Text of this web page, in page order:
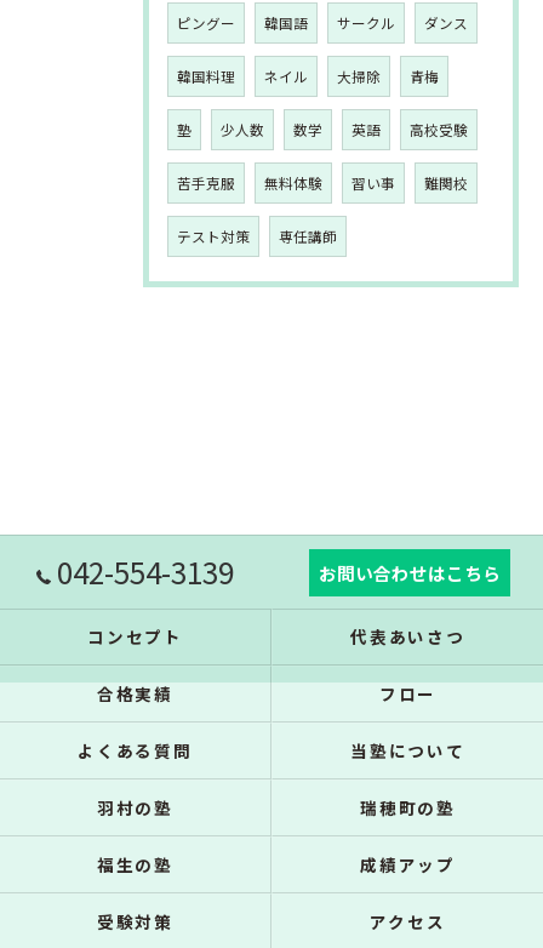
ピングー 韓国語 サークル ダンス
韓国料理 ネイル 大掃除 青梅
塾 少人数 数学 英語 高校受験
苦手克服 無料体験 習い事 難関校
テスト対策 専任講師
042-554-3139 お問い合わせはこちら
コンセプト 代表あいさつ
合格実績 フロー
よくある質問 当塾について
羽村の塾 瑞穂町の塾
福生の塾 成績アップ
受験対策 アクセス